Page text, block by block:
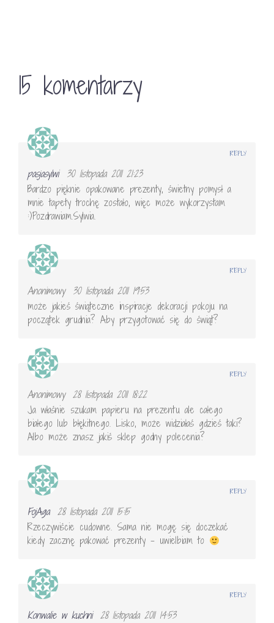
15 komentarzy
pasjasylwi
30 listopada 2011 21:23
Bardzo pięknie opakowane prezenty, świetny pomysł a
mnie tapety trochę zostało, więc może wykorzystam
:)Pozdrawiam.Sylwia.
REPLY
Anonimowy
30 listopada 2011 19:53
może jakieś świąteczne inspiracje dekoracji pokoju na
początek grudnia? Aby przygotować się do świąt?
REPLY
Anonimowy 28 listopada 2011 18:22
Ja właśnie szukam papieru na prezentu ale całego
białego lub błękitnego. Lisko, może widziałaś gdzieś taki?
Albo może znasz jakiś sklep godny polecenia?
REPLY
FojAga 28 listopada 2011 15:15
Rzeczywiście cudowne. Sama nie mogę się doczekać
kiedy zacznę pakować prezenty – uwielbiam to
REPLY
Konwalie w kuchni 28 listopada 2011 14:53
REPLY